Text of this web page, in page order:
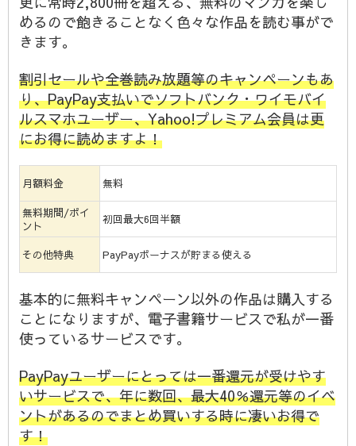
めるので飽きることなく色々な作品を読む事がで
きます。
割引セールや全巻読み放題等のキャンペーンもあ
り、PayPay支払いでソフトバンク・ワイモバイ
ルスマホユーザー、Yahoo!プレミアム会員は更
にお得に読めますよ！
月額料金 無料
無料期間/ポイ
ント
初回最大6回半額
その他特典 PayPayボーナスが貯まる使える
基本的に無料キャンペーン以外の作品は購入する
ことになりますが、電子書籍サービスで私が一番
使っているサービスです。
PayPayユーザーにとっては一番還元が受けやす
いサービスで、年に数回、最大40％還元等のイベ
ントがあるのでまとめ買いする時に凄いお得で
す！